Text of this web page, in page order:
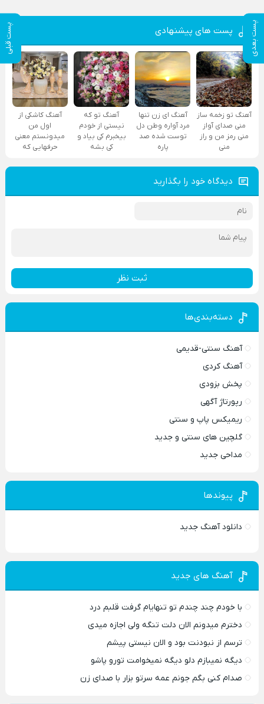
پست بعدی پست قبلی پست های پیشنهادی
آهنگ تو زخمه ساز
منی صدای آواز
منی رمز من و راز
منی
آهنگ ای زن تنها
مرد آواره وطن دل
توست شده صد
پاره
آهنگ تو که
نیستی از خودم
بیخبرم کی بیاد و
کی بشه
آهنگ کاشکی از
اول من
میدونستم معنی
حرفهایی که
دیدگاه خود را بگذارید
ثبت نظر
دسته‌بندی‌ها
آهنگ سنتی-قدیمی
آهنگ کردی
پخش بزودی
رپورتاژ آگهی
ریمیکس پاپ و سنتی
گلچین های سنتی و جدید
مداحی جدید
پیوندها
دانلود آهنگ جدید
آهنگ های جدید
با خودم چند چندم تو تنهایام گرفت قلبم درد
دخترم میدونم الان دلت تنگه ولی اجازه میدی
ترسم از نبودنت بود و الان نیستی پیشم
دیگه نمیبازم دلو دیگه نمیخوامت تورو پاشو
صدام کنی بگم جونم عمه سرتو بزار با صدای زن